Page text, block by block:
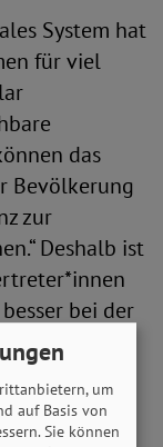
System hat
für viel
das
Bevölkerung
zur
Deshalb ist
bei der
eines
Kosten
um
auf Basis von
Sie können